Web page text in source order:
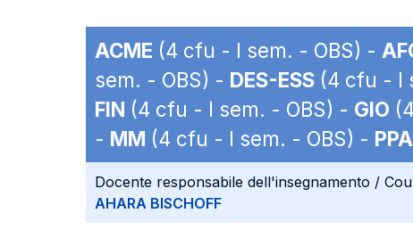
ACME (4 cfu - I sem. - OBS) -
sem. - OBS) - DES-ESS (4 cfu - I
FIN (4 cfu - I sem. - OBS) - GIO
- MM (4 cfu - I sem. - OBS) - PPA
Docente responsabile dell'insegnamento /
AHARA BISCHOFF